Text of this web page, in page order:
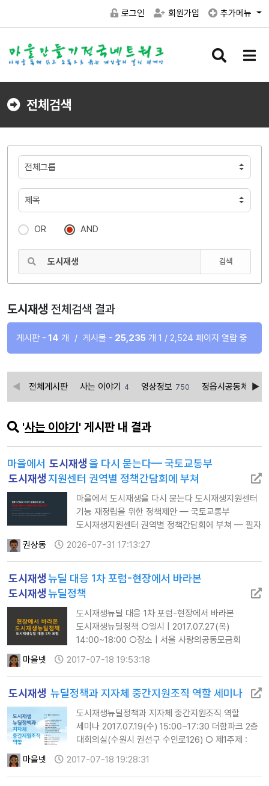
로그인 회원가입 추가메뉴
검
버
메
버
전체검색
OR AND
검색
도시재생 전체검색 결과
게시판 - 14 개 / 게시물 - 25,235 개 1 / 2,524 페이지 열람 중
전체게시판 사는 이야기 4 영상정보 750 정읍시공동체활성
'사는 이야기 ' 게시판 내 결과
마을에서 도시재생을 다시 묻는다— 국토교통부
도시재생지원센터 권역별 정책간담회에 부쳐
마을에서 도시재생을 다시 묻는다 도시재생지원센터
기능 재정립을 위한 정책제안 — 국토교통부
도시재생지원센터 권역별 정책간담회에 부쳐 — 필자
마을만들기전국네트워크 공동대표) 공동 검토
도시재생활동가네트워크 · 마을만…
권상동 2026-07-31 17:13:27
도시재생뉴딜 대응 1차 포럼-현장에서 바라본
도시재생뉴딜정책
도시재생뉴딜 대응 1차 포럼-현장에서 바라본
도시재생뉴딜정책 ○일시 | 2017.07.27(목)
14:00~18:00 ○장소 | 서울 사랑의공동모금회
1-17)) ○신청 | 포럼 사전신청(필수) :
goo.gl/n8hhyd ○주관 |
한국도시재생시민활동가네트워크 준비모임 ○주최 |
마을만들기전국네트워크 #마을 #공동체 #도시재생
#도시재생뉴딜 #마을만들기전국네트워크
마을넷 2017-07-18 19:53:18
도시재생 뉴딜정책과 지자체 중간지원조직 역할 세미나
도시재생뉴딜정책과 지자체 중간지원조직 역할
세미나 2017.07.19(수) 15:00~17:30 더함파크 2층
대회의실(수원시 권선구 수인로126) ○ 제1주제 :
발제 : 수원시지속가능도시재단 안상욱 이사장 ○
제2주제 : 시지원센터 자율 운영 사례 (세종시) 발제 :
마을넷 2017-07-18 19:28:31